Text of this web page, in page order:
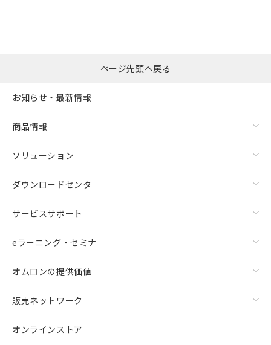
ページ先頭へ戻る
お知らせ・最新情報
商品情報
ソリューション
ダウンロードセンタ
サービスサポート
eラーニング・セミナ
オムロンの提供価値
販売ネットワーク
オンラインストア